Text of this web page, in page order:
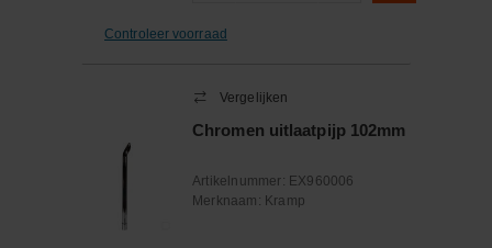
Controleer voorraad
Vergelijken
Chromen uitlaatpijp 102mm
Artikelnummer: EX960006
Merknaam: Kramp